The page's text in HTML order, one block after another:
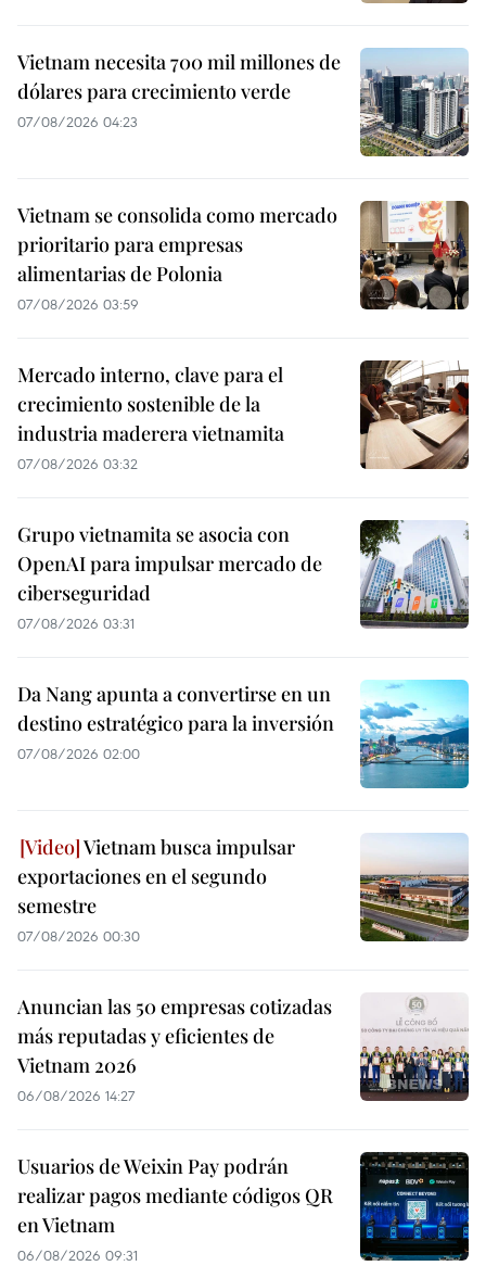
Vietnam necesita 700 mil millones de
dólares para crecimiento verde
07/08/2026 04:23
Vietnam se consolida como mercado
prioritario para empresas
alimentarias de Polonia
07/08/2026 03:59
Mercado interno, clave para el
crecimiento sostenible de la
industria maderera vietnamita
07/08/2026 03:32
Grupo vietnamita se asocia con
OpenAI para impulsar mercado de
ciberseguridad
07/08/2026 03:31
Da Nang apunta a convertirse en un
destino estratégico para la inversión
07/08/2026 02:00
Vietnam busca impulsar
exportaciones en el segundo
semestre
07/08/2026 00:30
Anuncian las 50 empresas cotizadas
más reputadas y eficientes de
Vietnam 2026
06/08/2026 14:27
Usuarios de Weixin Pay podrán
realizar pagos mediante códigos QR
en Vietnam
06/08/2026 09:31